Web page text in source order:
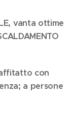
vanta ottime
affitatto con
a persone